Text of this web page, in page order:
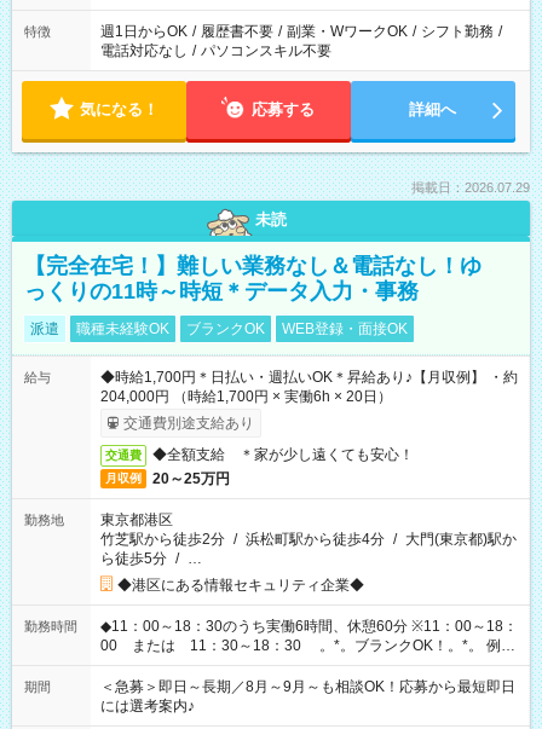
特徴 週1日からOK / 履歴書不要 / 副業・WワークOK / シフト勤務 /
電話対応なし / パソコンスキル不要
気になる！ 応募する 詳細へ
掲載日：2026.07.29
未読
【完全在宅！】難しい業務なし＆電話なし！ゆ
っくりの11時～時短＊データ入力・事務
派遣 職種未経験OK ブランクOK WEB登録・面接OK
給与
◆時給1,700円＊日払い・週払いOK＊昇給あり♪【月収例】 ・約
204,000円 （時給1,700円 × 実働6h × 20日）
交通費別途支給あり
交通費 ◆全額支給 ＊家が少し遠くても安心！
月収例 20～25万円
勤務地
東京都港区
竹芝駅から徒歩2分 / 浜松町駅から徒歩4分 / 大門(東京都)駅か
ら徒歩5分 / …
◆港区にある情報セキュリティ企業◆
勤務時間
◆11：00～18：30のうち実働6時間、休憩60分 ※11：00～18：
00 または 11：30～18：30 。*。ブランクOK！。*。 例え
ば前職が、 在宅/財団法人/事務/コールセンター/受付/販売/カフェ
スタッフ スイーツ販売/ホテルフロント/化粧品販売/など 様々な
業界から入社して活躍されています♪
期間
＜急募＞即日～長期／8月～9月～も相談OK！応募から最短即日
には選考案内♪